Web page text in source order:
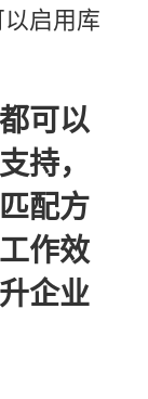
启用库
可以
持，
配方
作效
企业